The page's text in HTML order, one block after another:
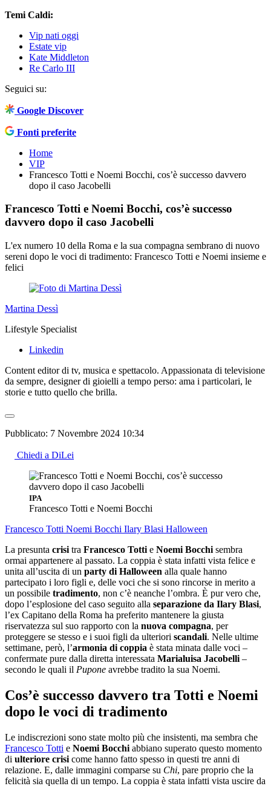
Temi Caldi:
Vip nati oggi
Estate vip
Kate Middleton
Re Carlo III
Seguici su:
Google Discover
Fonti preferite
Home
VIP
Francesco Totti e Noemi Bocchi, cos’è successo davvero
dopo il caso Jacobelli
Francesco Totti e Noemi Bocchi, cos’è successo
davvero dopo il caso Jacobelli
L'ex numero 10 della Roma e la sua compagna sembrano di nuovo
sereni dopo le voci di tradimento: Francesco Totti e Noemi insieme e
felici
Martina Dessì
Lifestyle Specialist
Linkedin
Content editor di tv, musica e spettacolo. Appassionata di televisione
da sempre, designer di gioielli a tempo perso: ama i particolari, le
storie e tutto quello che brilla.
Pubblicato: 7 Novembre 2024 10:34
Chiedi a DiLei
IPA
Francesco Totti e Noemi Bocchi
Francesco Totti Noemi Bocchi Ilary Blasi Halloween
La presunta crisi tra Francesco Totti e Noemi Bocchi sembra
ormai appartenere al passato. La coppia è stata infatti vista felice e
unita all’uscita di un party di Halloween alla quale hanno
partecipato i loro figli e, delle voci che si sono rincorse in merito a
un possibile tradimento, non c’è neanche l’ombra. È pur vero che,
dopo l’esplosione del caso seguito alla separazione da Ilary Blasi,
l’ex Capitano della Roma ha preferito mantenere la giusta
riservatezza sul suo rapporto con la nuova compagna, per
proteggere se stesso e i suoi figli da ulteriori scandali. Nelle ultime
settimane, però, l’armonia di coppia è stata minata dalle voci –
confermate pure dalla diretta interessata Marialuisa Jacobelli –
secondo le quali il Pupone avrebbe tradito la sua Noemi.
Cos’è successo davvero tra Totti e Noemi
dopo le voci di tradimento
Le indiscrezioni sono state molto più che insistenti, ma sembra che
Francesco Totti e Noemi Bocchi abbiano superato questo momento
di ulteriore crisi come hanno fatto spesso in questi tre anni di
relazione. E, dalle immagini comparse su Chi, pare proprio che la
felicità sia quella di un tempo. La coppia è stata infatti vista uscire da